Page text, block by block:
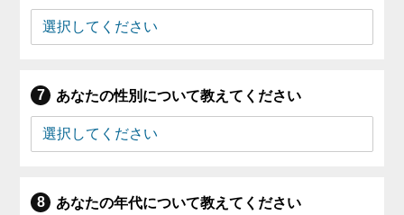
あなたの性別について教えてください
あなたの年代について教えてください